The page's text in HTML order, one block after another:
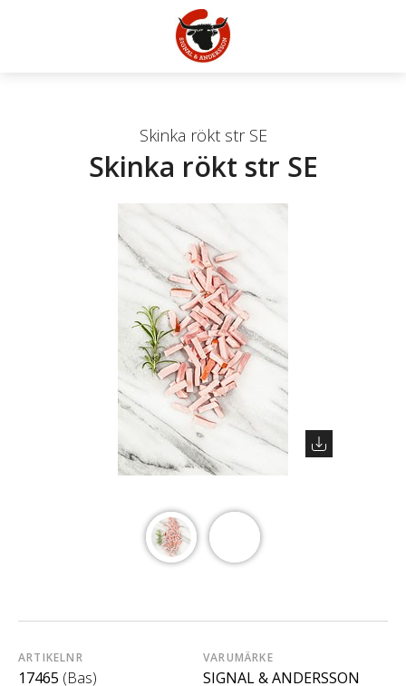
Skinka rökt str SE
Skinka rökt str SE
ARTIKELNR
17465 (Bas)
VARUMÄRKE
SIGNAL & ANDERSSON